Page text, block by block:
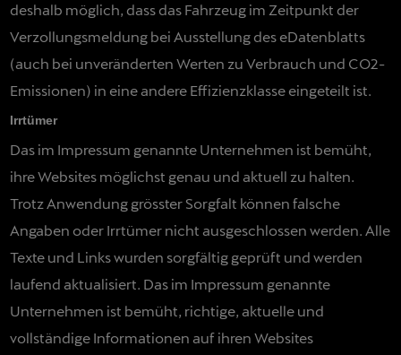
deshalb möglich, dass das Fahrzeug im Zeitpunkt der
Verzollungsmeldung bei Ausstellung des eDatenblatts
(auch bei unveränderten Werten zu Verbrauch und CO2-
Emissionen) in eine andere Effizienzklasse eingeteilt ist.
Irrtümer
Das im Impressum genannte Unternehmen ist bemüht,
ihre Websites möglichst genau und aktuell zu halten.
Trotz Anwendung grösster Sorgfalt können falsche
Angaben oder Irrtümer nicht ausgeschlossen werden. Alle
Texte und Links wurden sorgfältig geprüft und werden
laufend aktualisiert. Das im Impressum genannte
Unternehmen ist bemüht, richtige, aktuelle und
vollständige Informationen auf ihren Websites